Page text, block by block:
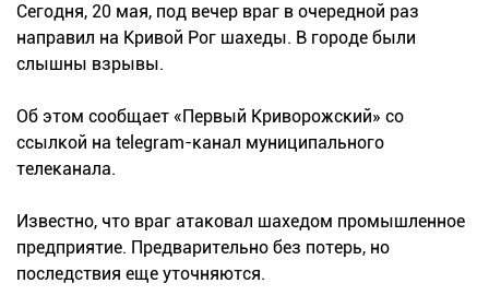
Сегодня, 20 мая, под вечер враг в очередной раз
направил на Кривой Рог шахеды. В городе были
слышны взрывы.
Об этом сообщает «Первый Криворожский» со
ссылкой на telegram-канал муниципального
телеканала.
Известно, что враг атаковал шахедом промышленное
предприятие. Предварительно без потерь, но
последствия еще уточняются.